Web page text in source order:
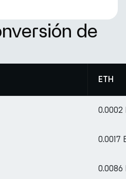
de
ETH
0.0002
0.0017
0.0086